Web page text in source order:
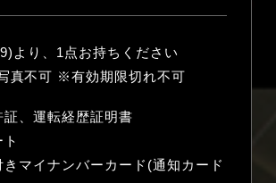
より、1点お持ちください
真不可 ※有効期限切れ不可
証、運転経歴証明書
マイナンバーカード(通知カード